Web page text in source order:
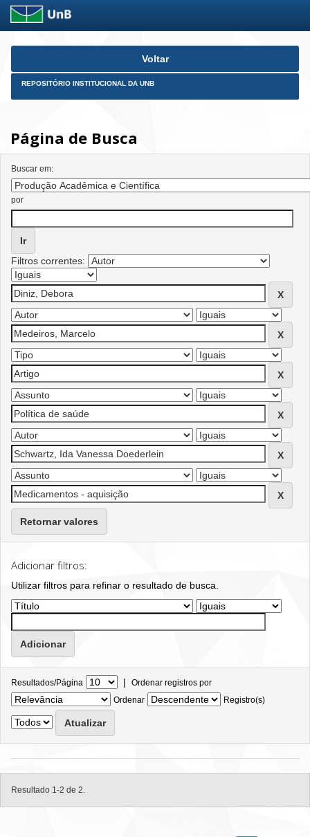
Skip
Voltar
REPOSITÓRIO INSTITUCIONAL DA UNB
Página de Busca
Buscar em:
por
Filtros correntes:
Retornar valores
Adicionar filtros:
Utilizar filtros para refinar o resultado de busca.
Resultados/Página | Ordenar registros por
Ordenar
Registro(s)
Resultado 1-2 de 2.